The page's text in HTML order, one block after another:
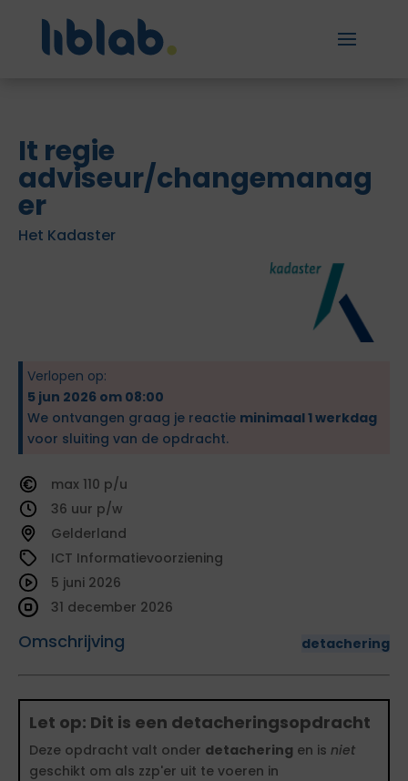
It regie
adviseur/changemanag
er
Het Kadaster
Verlopen op:
5 jun 2026 om 08:00
We ontvangen graag je reactie minimaal 1 werkdag
voor sluiting van de opdracht.
110
36
Gelderland
ICT Informatievoorziening
Omschrijving detachering
5 juni 2026
31 december 2026
Let op: Dit is een detacheringsopdracht
Deze opdracht valt onder detachering en is niet
geschikt om als zzp'er uit te voeren in